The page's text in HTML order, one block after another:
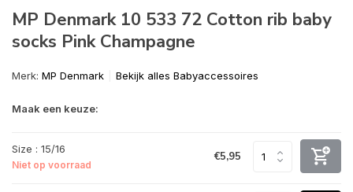
MP Denmark 10 533 72 Cotton rib baby
socks Pink Champagne
Merk: MP Denmark Bekijk alles Babyaccessoires
Maak een keuze:
Size : 15/16
Niet op voorraad
€5,95